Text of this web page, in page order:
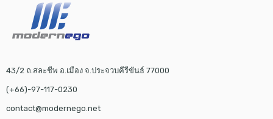
43/2 ถ.สละชีพ อ.เมือง จ.ประจวบคีรีขันธ์ 77000
(+66)-97-117-0230
contact@modernego.net